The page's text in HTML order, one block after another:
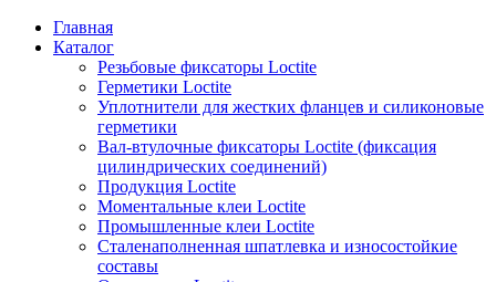
Главная
Каталог
Резьбовые фиксаторы Loctite
Герметики Loctite
Уплотнители для жестких фланцев и силиконовые
герметики
Вал-втулочные фиксаторы Loctite (фиксация
цилиндрических соединений)
Продукция Loctite
Моментальные клеи Loctite
Промышленные клеи Loctite
Сталенаполненная шпатлевка и износостойкие
составы